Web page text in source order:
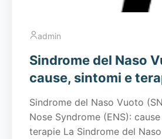
admin
Sindrome del Naso
cause, sintomi e
Sindrome del Naso Vuoto
Nose Syndrome (ENS):
terapie La Sindrome del